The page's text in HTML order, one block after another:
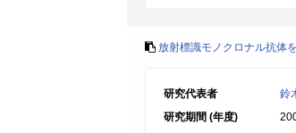
放射標識モノクロナル抗体
研究代表者
鈴
研究期間 (年度)